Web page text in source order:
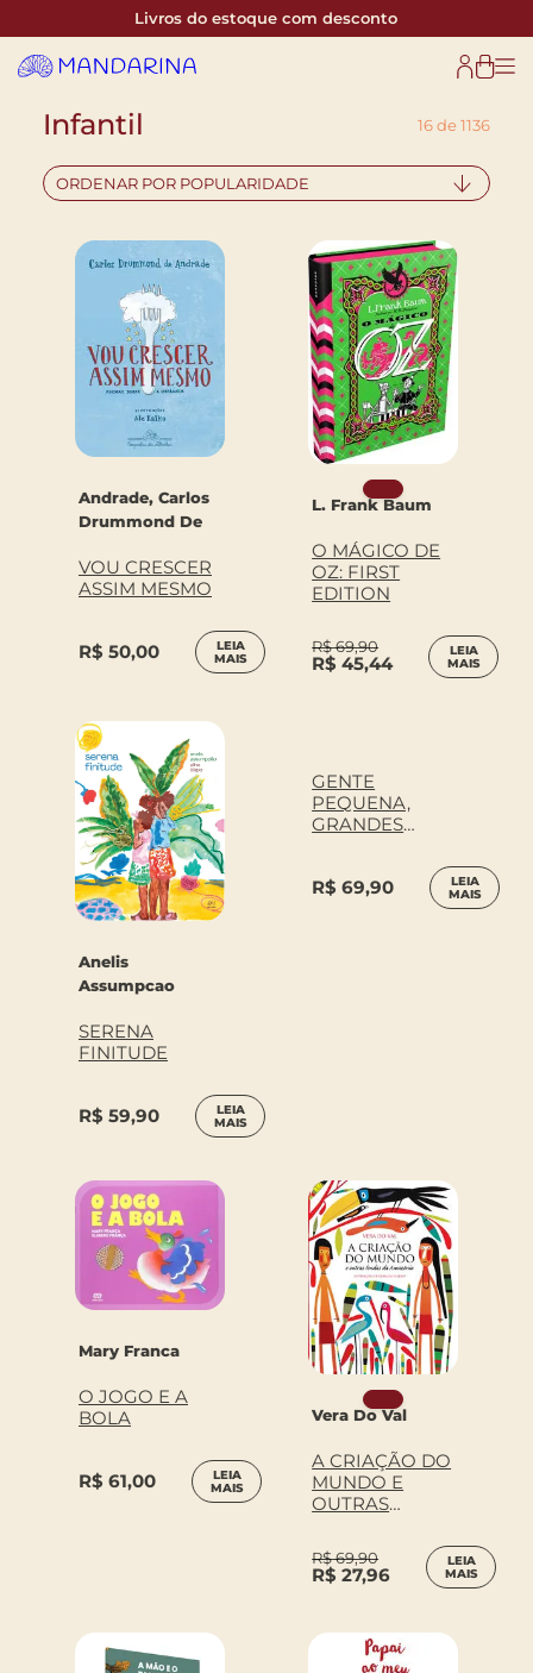
Livros do estoque com desconto
Infantil 16 de 1136
ORDENAR POR POPULARIDADE
Andrade, Carlos
Drummond De
VOU CRESCER
ASSIM MESMO
R$ 50,00
LEIA
MAIS
L. Frank Baum
O MÁGICO DE
OZ: FIRST
EDITION
R$69,90
R$ 45,44
LEIA
MAIS
Anelis
Assumpcao
SERENA
FINITUDE
R$ 59,90
LEIA
MAIS
GENTE
PEQUENA,
GRANDES
EINSTEIN
R$ 69,90
LEIA
MAIS
Mary Franca
O JOGO E A
BOLA
R$ 61,00
LEIA
MAIS
Vera Do Val
A CRIAÇÃO DO
MUNDO E
OUTRAS
AMAZÔNIA
R$69,90
R$ 27,96
LEIA
MAIS